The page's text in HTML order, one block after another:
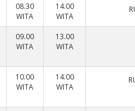
08.30
WITA
14.00
WITA
09.00
WITA
13.00
WITA
10.00
WITA
14.00
WITA